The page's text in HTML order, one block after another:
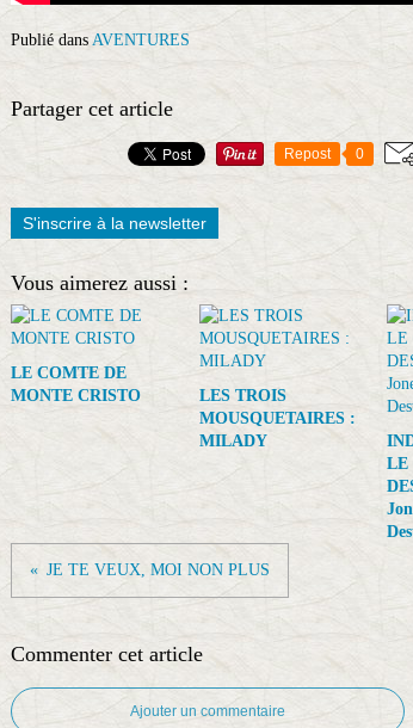
Publié dans AVENTURES
Partager cet article
Repost 0
S'inscrire à la newsletter
Vous aimerez aussi :
LE COMTE DE
MONTE CRISTO
LES TROIS
MOUSQUETAIRES :
MILADY
LE
JE TE VEUX, MOI NON PLUS
Commenter cet article
Ajouter un commentaire